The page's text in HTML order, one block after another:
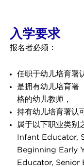
入学要求
报名者必须：
任职于幼儿培育署
是拥有幼儿培育
格的幼儿教师，
持有幼儿培育署认
属于以下职业类
Infant Educator,
Beginning Early
Educator, Senior